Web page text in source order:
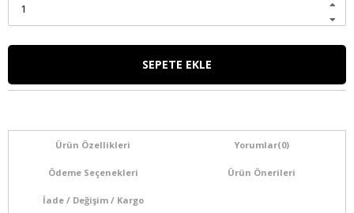
Ürün Özellikleri Yorumlar(0)
Ödeme Seçenekleri Ürün Önerileri
İade / Değişim / Kargo